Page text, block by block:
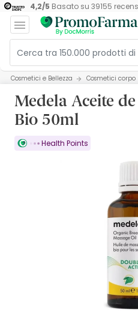
4,2/5 Basato su 39155
Cosmetici e Bellezza Cosmetici corpo
Medela Aceite
Bio 50ml
Health Points